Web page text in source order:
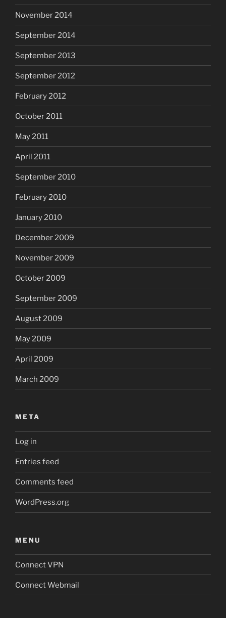
November 2014
September 2014
September 2013
September 2012
February 2012
October 2011
May 2011
April 2011
September 2010
February 2010
January 2010
December 2009
November 2009
October 2009
September 2009
August 2009
May 2009
April 2009
March 2009
META
Log in
Entries feed
Comments feed
WordPress.org
MENU
Connect VPN
Connect Webmail